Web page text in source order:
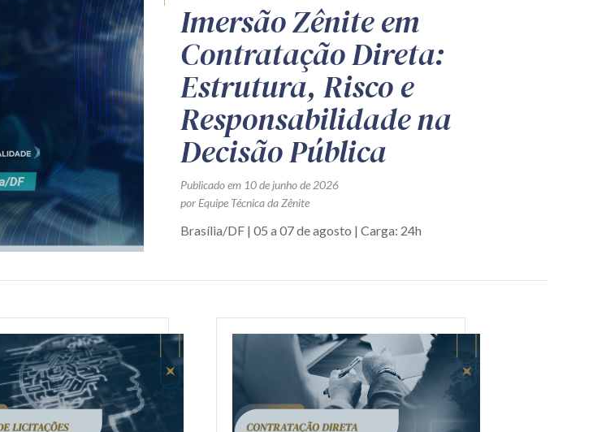
Imersão Zênite em
Contratação Direta:
Estrutura, Risco e
Responsabilidade na
Decisão Pública
Publicado em 10 de junho de 2026
por Equipe Técnica da Zênite
Brasília/DF | 05 a 07 de agosto | Carga: 24h